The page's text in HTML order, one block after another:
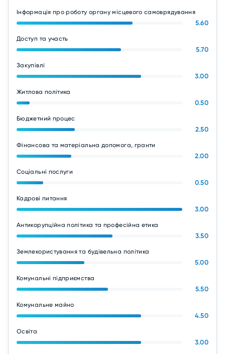
Інформація про роботу органу місцевого самоврядування
5.60
Доступ та участь
5.70
Закупівлі
3.00
Житлова політика
0.50
Бюджетний процес
2.50
Фінансова та матеріальна допомога, гранти
2.00
Соціальні послуги
0.50
Кадрові питання
3.00
Антикорупційна політика та професійна етика
3.50
Землекористування та будівельна політика
5.00
Комунальні підприємства
5.50
Комунальне майно
4.50
Освіта
3.00